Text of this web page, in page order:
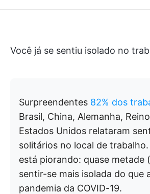
Você já se sentiu isolado no
Surpreendentes 82% dos
Brasil, China, Alemanha,
Estados Unidos relataram
solitários no local de trabalho.
está piorando: quase metade
sentir-se mais isolada do que
pandemia da COVID-19.